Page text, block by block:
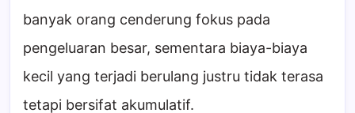
banyak orang cenderung fokus pada
pengeluaran besar, sementara biaya-biaya
kecil yang terjadi berulang justru tidak terasa
tetapi bersifat akumulatif.